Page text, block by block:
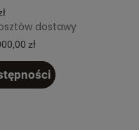
dostawy
zł